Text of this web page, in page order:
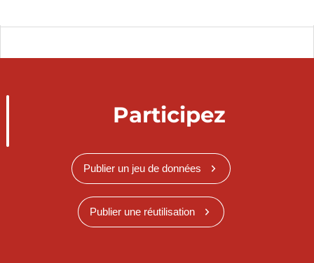
Participez
Publier un jeu de données
Publier une réutilisation